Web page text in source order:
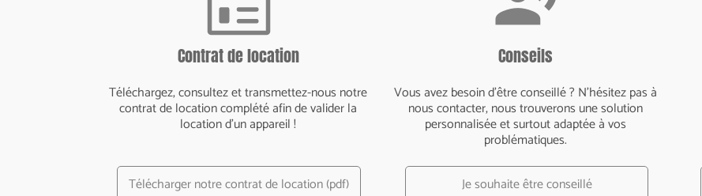
Contrat de location
Téléchargez, consultez et transmettez-nous notre
contrat de location complété afin de valider la
location d'un appareil !
Conseils
Vous avez besoin d’être conseillé ? N’hésitez pas à
nous contacter, nous trouverons une solution
personnalisée et surtout adaptée à vos
problématiques.
Télécharger notre contrat de location (pdf) Je souhaite être conseillé